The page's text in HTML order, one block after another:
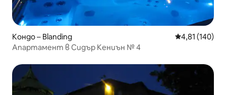
Кондо – Blanding Средна
4,81 (140)
Апартамент в Сидър Кениън № 4